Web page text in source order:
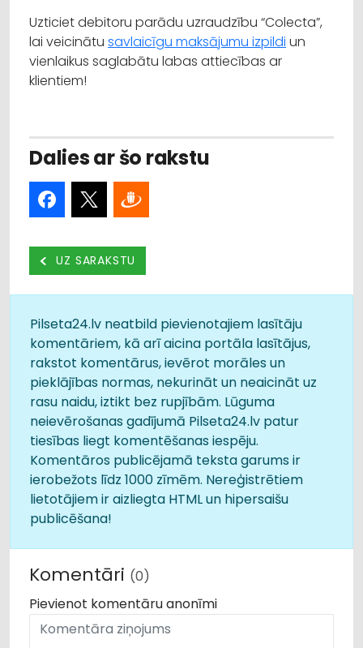
Uzticiet debitoru parādu uzraudzību “Colecta”,
lai veicinātu savlaicīgu maksājumu izpildi un
vienlaikus saglabātu labas attiecības ar
klientiem!
Dalies ar šo rakstu
UZ SARAKSTU
Pilseta24.lv neatbild pievienotajiem lasītāju
komentāriem, kā arī aicina portāla lasītājus,
rakstot komentārus, ievērot morāles un
pieklājības normas, nekurināt un neaicināt uz
rasu naidu, iztikt bez rupjībām. Lūguma
neievērošanas gadījumā Pilseta24.lv patur
tiesības liegt komentēšanas iespēju.
Komentāros publicējamā teksta garums ir
ierobežots līdz 1000 zīmēm. Nereģistrētiem
lietotājiem ir aizliegta HTML un hipersaišu
publicēšana!
Komentāri (0)
Pievienot komentāru anonīmi